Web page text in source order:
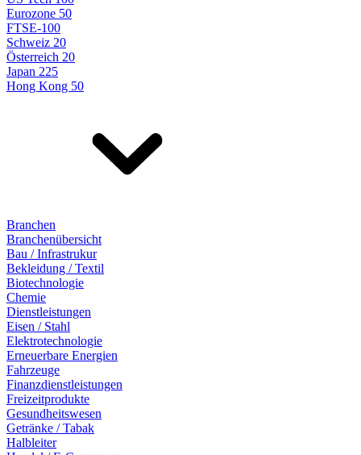
Eurozone 50
FTSE-100
Schweiz 20
Österreich 20
Japan 225
Hong Kong 50
Branchen
Branchenübersicht
Bau / Infrastrukur
Bekleidung / Textil
Biotechnologie
Chemie
Dienstleistungen
Eisen / Stahl
Elektrotechnologie
Erneuerbare Energien
Fahrzeuge
Finanzdienstleistungen
Freizeitprodukte
Gesundheitswesen
Getränke / Tabak
Halbleiter